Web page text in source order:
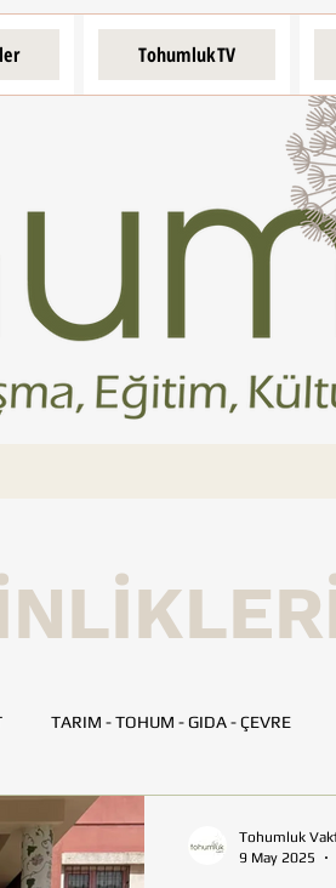
TohumlukTV
TARIM - TOHUM - GIDA - ÇEVRE
İLETİŞİM TOHUMLUK TV
Tohumluk
9 May 2025